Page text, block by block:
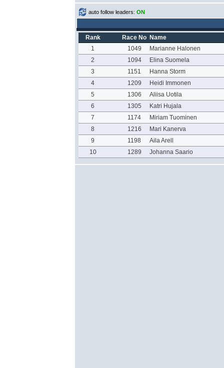
auto follow leaders: ON
Rank Race No Name
1
1049
Marianne Halonen
2
1094
Elina Suomela
3
1151
Hanna Storm
4
1209
Heidi Immonen
5
1306
Aliisa Uotila
6
1305
Katri Hujala
7
1174
Miriam Tuominen
8
1216
Mari Kanerva
9
1198
Aila Arell
10
1289 Johanna Saario